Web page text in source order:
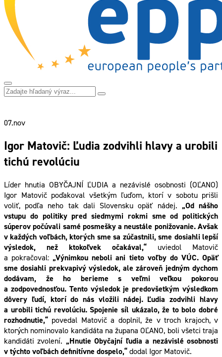
07.nov
Igor Matovič: Ľudia zodvihli hlavy a urobili
tichú revolúciu
Líder hnutia OBYČAJNÍ ĽUDIA a nezávislé osobnosti (OĽANO)
Igor Matovič poďakoval všetkým ľuďom, ktorí v sobotu prišli
voliť, podľa neho tak dali Slovensku opäť nádej. „Od nášho
vstupu do politiky pred siedmymi rokmi sme od politických
súperov počúvali samé posmešky a neustále ponižovanie. Avšak
v každých voľbách, ktorých sme sa zúčastnili, sme dosiahli lepší
výsledok, než ktokoľvek očakával,“ uviedol Matovič
a pokračoval: „Výnimkou neboli ani tieto voľby do VÚC. Opäť
sme dosiahli prekvapivý výsledok, ale zároveň jedným dychom
dodávam, že ho berieme s veľmi veľkou pokorou
a zodpovednosťou. Tento výsledok je predovšetkým výsledkom
dôvery ľudí, ktorí do nás vložili nádej. Ľudia zodvihli hlavy
a urobili tichú revolúciu. Spojenie síl ukázalo, že to bolo dobré
rozhodnutie,“ povedal Matovič a doplnil, že v troch krajoch, v
ktorých nominovalo kandidáta na župana OĽANO, boli všetci traja
kandidáti zvolení. „Hnutie Obyčajní ľudia a nezávislé osobnosti
v týchto voľbách definitívne dospelo,“dodal Igor Matovič.